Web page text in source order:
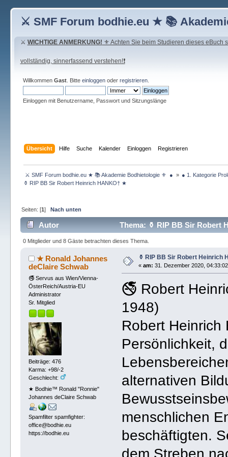
⚔ SMF Forum bodhie.eu ★ 📚
⚔ WICHTIGE ANMERKUNG! ⚜ Achten Sie beim Studieren dieses eBuch
vollständig, sinnerfassend verstehen!❗
Willkommen Gast. Bitte einloggenoder registrieren.
Einloggen mit Benutzername, Passwort und Sitzungslänge
Übersicht Hilfe Suche Kalender Einloggen Registrieren
⚔ SMF Forum bodhie.eu ★ 📚 Akademie Bodhietologie ⚜  ● » ● 1. Kategorie
⚱ RIP BB Sir Robert Heinrich HANKO† ★
Seiten: [1] Nach unten
Autor Thema: ⚱ RIP BB Sir Robert
0 Mitglieder und 8 Gäste betrachten dieses Thema.
★ Ronald Johannes
deClaire Schwab
🚭 Servus aus Wien/Vienna-
ÖsterReich/Austria-EU
Administrator
Sr. Mitglied
Beiträge: 476
Karma: +98/-2
Geschlecht:
★ Bodhie™ Ronald "Ronnie"
Johannes deClaire Schwab
Spamfilter spamfighter:
office@bodhie.eu
https://bodhie.eu
⚱ RIP BB Sir Robert Heinrich
« am: 31. Dezember 2020,
🚭 Robert
1948)
Robert Heinrich
Persönlichkeit,
alternativen
menschlichen
beschäftigten.
dem Streben